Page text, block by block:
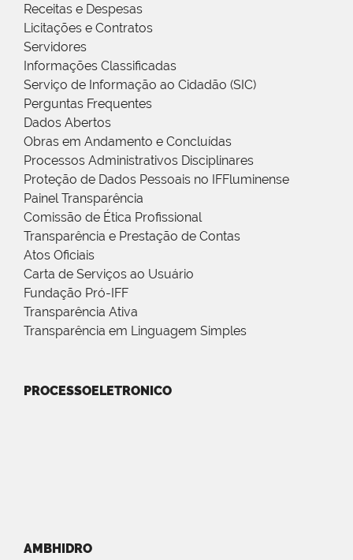
Receitas e Despesas
Licitações e Contratos
Servidores
Informações Classificadas
Serviço de Informação ao Cidadão (SIC)
Perguntas Frequentes
Dados Abertos
Obras em Andamento e Concluídas
Processos Administrativos Disciplinares
Proteção de Dados Pessoais no IFFluminense
Painel Transparência
Comissão de Ética Profissional
Transparência e Prestação de Contas
Atos Oficiais
Carta de Serviços ao Usuário
Fundação Pró-IFF
Transparência Ativa
Transparência em Linguagem Simples
PROCESSOELETRONICO
AMBHIDRO